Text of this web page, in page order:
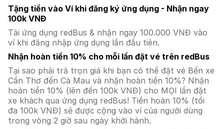
Tặng tiền vào Ví khi đăng ký ứng dụng - Nhận ngay
100k VNĐ
Tải ứng dụng redBus & nhận ngay 100.000 VNĐ vào
ví khi đăng nhập ứng dụng lần đầu tiên.
Nhận hoàn tiền 10% cho mỗi lần đặt vé trên redBus
Tại sao phải trả trọn giá khi bạn có thể đặt vé Bến xe
Cần Thơ đến Cà Mau và nhận hoàn tiền 10%? Nhận
hoàn tiền 10% (lên đến 100k VNĐ) cho MỌI lần đặt
xe khách qua ứng dụng redBus! Tiền hoàn 10% (tối
đa 100k VNĐ) sẽ được cộng vào ví của người dùng
trong vòng 2 giờ sau ngày khởi hành.